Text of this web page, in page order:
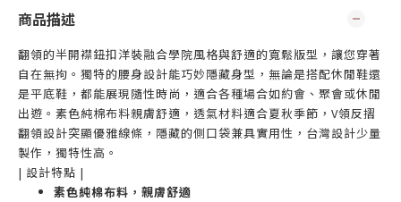
商品描述
翻領的半開襟鈕扣洋裝融合學院風格與舒適的寬鬆版型，讓您穿著
自在無拘。獨特的腰身設計能巧妙隱藏身型，無論是搭配休閒鞋還
是平底鞋，都能展現隨性時尚，適合各種場合如約會、聚會或休閒
出遊。素色純棉布料親膚舒適，透氣材料適合夏秋季節，V領反摺
翻領設計突顯優雅線條，隱藏的側口袋兼具實用性，台灣設計少量
製作，獨特性高。
| 設計特點 |
素色純棉布料，親膚舒適